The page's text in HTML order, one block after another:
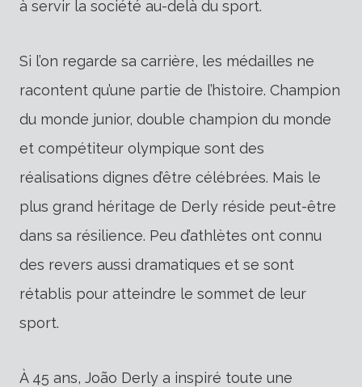
à servir la société au-delà du sport.
Si l’on regarde sa carrière, les médailles ne
racontent qu’une partie de l’histoire. Champion
du monde junior, double champion du monde
et compétiteur olympique sont des
réalisations dignes d’être célébrées. Mais le
plus grand héritage de Derly réside peut-être
dans sa résilience. Peu d’athlètes ont connu
des revers aussi dramatiques et se sont
rétablis pour atteindre le sommet de leur
sport.
À 45 ans, João Derly a inspiré toute une